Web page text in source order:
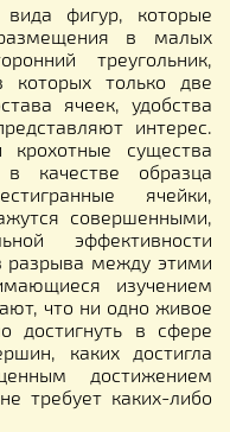
фигур, которые
в малых
треугольник,
которых только две
ячеек, удобства
интерес.
крохотные существа
качестве образца
ячейки,
совершенными,
эффективности
разрыва между этими
изучением
что ни одно живое
достигнуть в сфере
каких достигла
достижением
требует каких-либо